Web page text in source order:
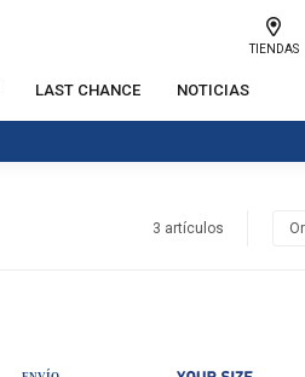
LAST CHANCE NOTICIAS
TIENDAS
3 artículos